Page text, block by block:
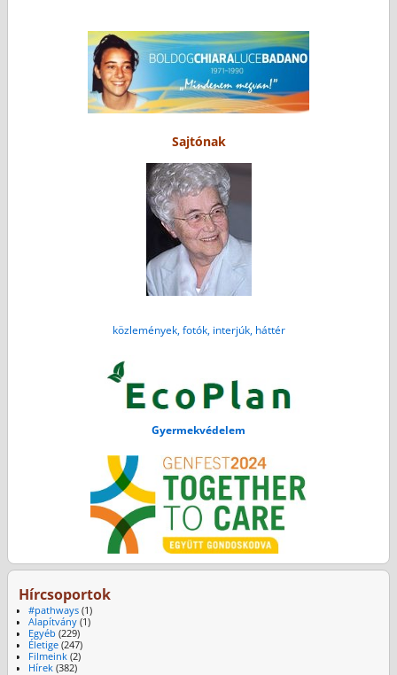
Sajtónak
közlemények, fotók, interjúk, háttér
Gyermekvédelem
Hírcsoportok
#pathways(1)
Alapítvány(1)
Egyéb (229)
Életige(247)
Filmeink(2)
Hírek(382)